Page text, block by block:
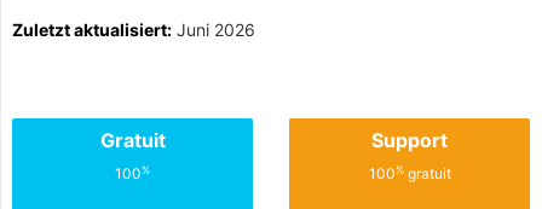
Zuletzt aktualisiert: Juni 2026
Gratuit
100%
Support
100%gratuit